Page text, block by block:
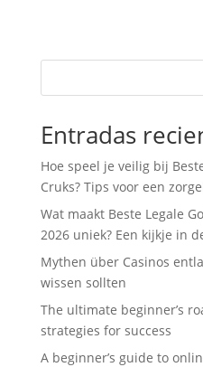
Entradas
Hoe speel je veilig bij
Cruks? Tips voor een
Wat maakt Beste Legale
2026 uniek? Een kijkje in
Mythen über Casinos
wissen sollten
The ultimate beginner’s
strategies for success
A beginner’s guide to